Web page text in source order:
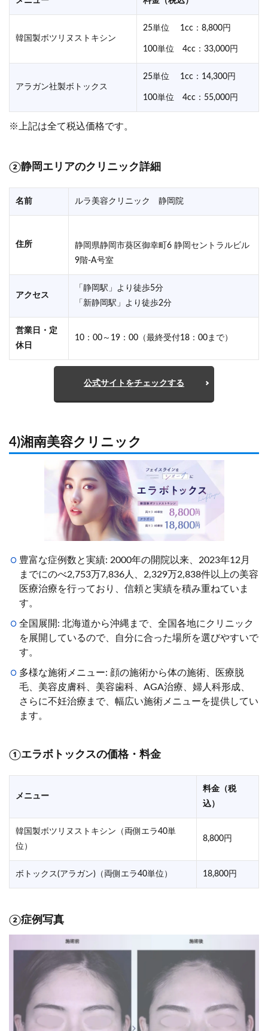
韓国製ボツリヌストキシン
25単位 1cc：8,800円
100単位 4cc：33,000円
アラガン社製ボトックス
25単位 1cc：14,300円
100単位 4cc：55,000円
※上記は全て税込価格です。
②静岡 エリアのクリニック詳細
名前 ルラ美容クリニック 静岡院
住所
静岡県静岡市葵区御幸町6 静岡セントラルビル
9階-A号室
アクセス
「静岡駅」より徒歩5分
「新静岡駅」より徒歩2分
営業日・定
休日
10：00～19：00（最終受付18：00まで）
公式サイトをチェックする
4)湘南美容クリニック
豊富な症例数と実績: 2000年の開院以来、2023年12月
までにのべ2,753万7,836人、2,329万2,838件以上の美容
医療治療を行っており、信頼と実績を積み重ねていま
す。
全国展開: 北海道から沖縄まで、全国各地にクリニック
を展開しているので、自分に合った場所を選びやすいで
す。
多様な施術メニュー: 顔の施術から体の施術、医療脱
毛、美容皮膚科、美容歯科、AGA治療、婦人科形成、
さらに不妊治療まで、幅広い施術メニューを提供してい
ます。
①エラボトックスの価格・料金
メニュー
料金（税
込）
韓国製ボツリヌストキシン（両側エラ40単
位）
8,800円
ボトックス(アラガン)（両側エラ40単位） 18,800円
②症例写真